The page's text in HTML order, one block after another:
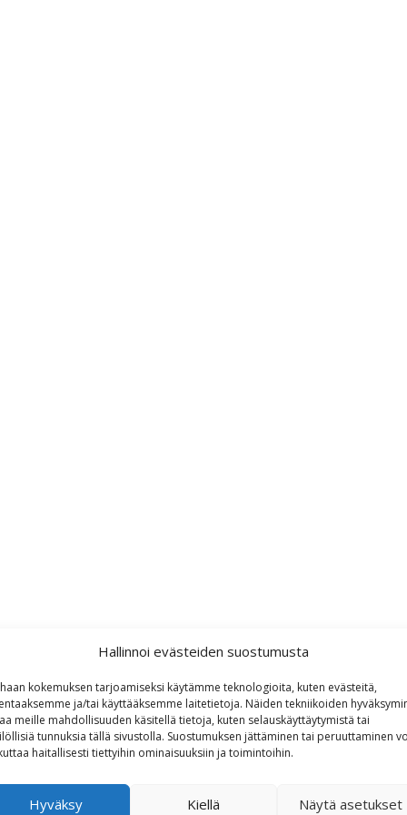
Hallinnoi evästeiden suostumusta
kokemuksen tarjoamiseksi käytämme teknologioita, kuten evästeitä,
ja/tai käyttääksemme laitetietoja. Näiden tekniikoiden
meille mahdollisuuden käsitellä tietoja, kuten selauskäyttäytymistä tai
tunnuksia tällä sivustolla. Suostumuksen jättäminen tai peruuttaminen
haitallisesti tiettyihin ominaisuuksiin ja toimintoihin.
Hyväksy Kiellä Näytä asetukset